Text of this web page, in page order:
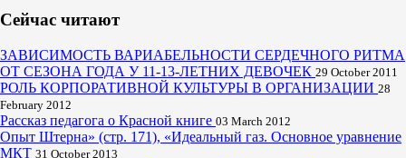
Сейчас читают
ЗАВИСИМОСТЬ ВАРИАБЕЛЬНОСТИ СЕРДЕЧНОГО РИТМА
ОТ СЕЗОНА ГОДА У 11-13-ЛЕТНИХ ДЕВОЧЕК 29 October 2011
РОЛЬ КОРПОРАТИВНОЙ КУЛЬТУРЫ В ОРГАНИЗАЦИИ 28
February 2012
Рассказ педагога о Красной книге 03 March 2012
Опыт Штерна» (стр. 171), «Идеальный газ. Основное уравнение
МКТ 31 October 2013